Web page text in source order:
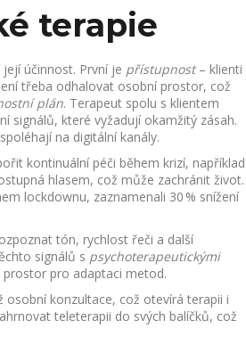
terapie
účinnost. První je přístupnost– klienti
třeba odhalovat osobní prostor, což
plán. Terapeut spolu s klientem
signálů, které vyžadují okamžitý zásah.
na digitální kanály.
kontinuální péči během krizí, například
hlasem, což může zachránit život.
lockdownu, zaznamenali 30 % snížení
tón, rychlost řeči a další
signálů s psychoterapeutickými
pro adaptaci metod.
osobní konzultace, což otevírá terapii i
teleterapii do svých balíčků, což